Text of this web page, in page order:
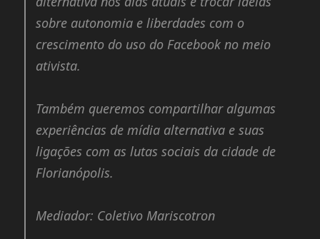
sobre autonomia e liberdades com o
crescimento do uso do Facebook no meio
ativista.
Também queremos compartilhar algumas
experiências de mídia alternativa e suas
ligações com as lutas sociais da cidade de
Florianópolis.
Mediador: Coletivo Mariscotron